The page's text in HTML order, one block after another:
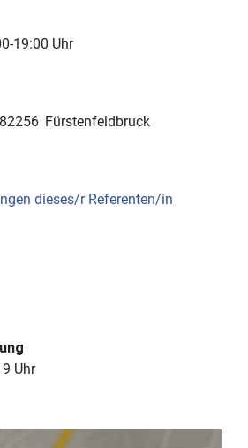
19:00 Uhr
82256 Fürstenfeldbruck
dieses/r Referenten/in
Uhr